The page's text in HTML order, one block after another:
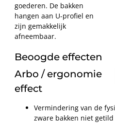
goederen. De bakken
hangen aan U-profiel en
zijn gemakkelijk
afneembaar.
Beoogde effecten
Arbo / ergonomie
effect
Vermindering van de
zware bakken niet